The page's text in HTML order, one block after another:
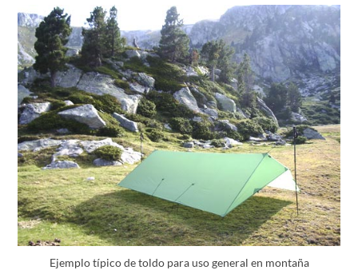
Ejemplo típico de toldo para uso general en montaña